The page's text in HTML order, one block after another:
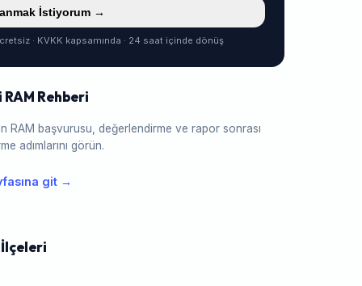
İstiyorum →
· KVKK kapsamında · 24 saat içinde dönüş
Rehberi
RAM başvurusu, değerlendirme ve rapor sonrası
adımlarını görün.
git →